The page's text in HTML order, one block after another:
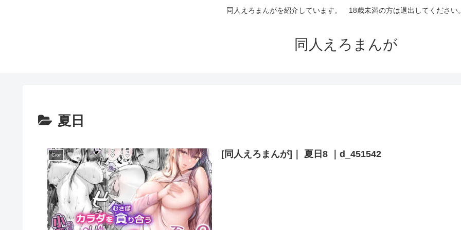
同人えろまんがを紹介しています。 18歳未満の方は退出してください
同人えろまんが
夏日
Cior [同人えろまんが]｜ 夏日8 ｜d_451542